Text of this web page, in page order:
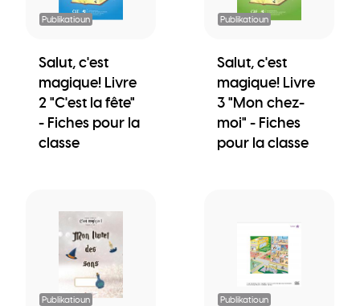
Publikatioun
Salut, c'est
magique! Livre
2 "C'est la fête"
- Fiches pour la
classe
Publikatioun
Salut, c'est
magique! Livre
3 "Mon chez-
moi" - Fiches
pour la classe
Publikatioun Publikatioun